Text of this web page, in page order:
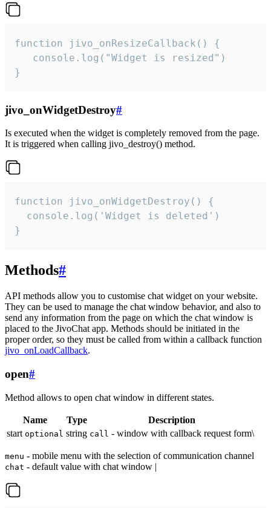
function jivo_onResizeCallback() {
   console.log("Widget is resized")
}
jivo_onWidgetDestroy#
Is executed when the widget is completely removed from the page.
It is triggered when calling jivo_destroy() method.
function jivo_onWidgetDestroy() {
  console.log('Widget is deleted')
}
Methods#
API methods allow you to customise chat widget on your website.
They can be used to manage the chat window behavior, and also to
send any information from the page on which the chat window is
placed to the JivoChat app. Methods should be initiated in the
proper order, so they must be called from within a callback function
jivo_onLoadCallback.
open#
Method allows to open chat window in different states.
Name Type
Description
start optional string call - window with callback request form\
menu - mobile menu with the selection of communication channel
chat - default value with chat window |